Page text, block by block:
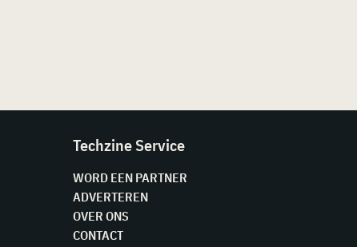
Techzine Service
WORD EEN PARTNER
ADVERTEREN
OVER ONS
CONTACT